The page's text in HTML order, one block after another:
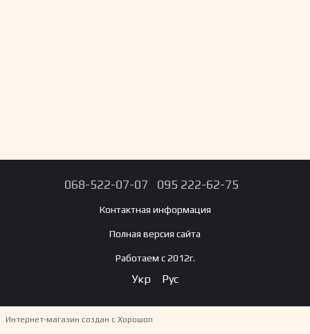
068-522-07-07 095 222-62-75
Контактная информация
Полная версия сайта
Работаем с 2012г.
Укр Рус
Интернет-магазин создан с Хорошоп